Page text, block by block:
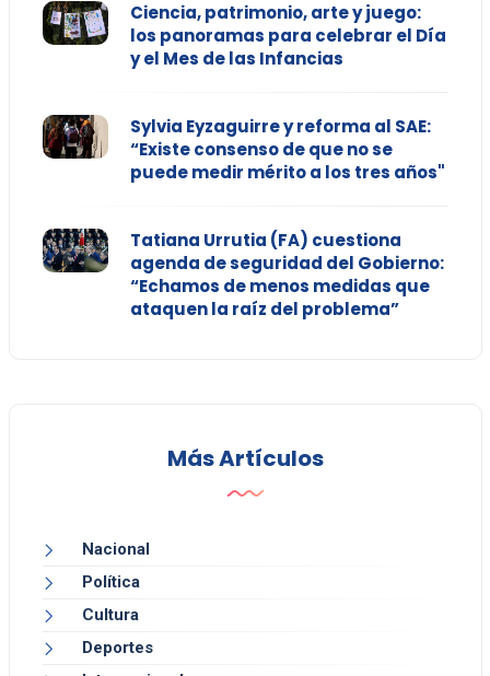
Ciencia, patrimonio, arte y juego:
los panoramas para celebrar el Día
y el Mes de las Infancias
Sylvia Eyzaguirre y reforma al SAE:
“Existe consenso de que no se
puede medir mérito a los tres años"
Tatiana Urrutia (FA) cuestiona
agenda de seguridad del Gobierno:
“Echamos de menos medidas que
ataquen la raíz del problema”
Más Artículos
Nacional
Política
Cultura
Deportes